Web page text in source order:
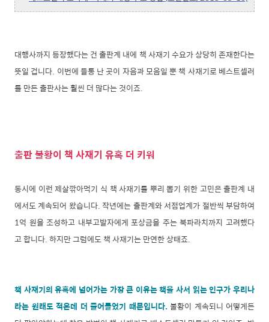
대행사까지 등장했다는 건 출판계 내에 책 사재기 수요가 상당히 존재한다는
뜻일 겁니다. 이번에 들통 난 곳이 자음과 모음일 뿐 책 사재기로 베스트셀러
를 만든 출판사는 훨씬 더 많다는 것이죠.
출판 불황이 책 사재기 유혹 더 키워
동시에 이런 제살깎아먹기 식 책 사재기를 뿌리 뽑기 위한 고민은 출판계 내
에서도 계속되어 왔습니다. 작년에는 출판계와 서점업계가 절반씩 부담하여
1억 원을 조성하고 내부고발자에게 포상금을 주는 북파라치까지 고려했다
고 합니다. 하지만 그럼에도 책 사재기는 만연한 상태죠.
책 사재기의 유혹에 넘어가는 가장 큰 이유는 책을 사서 읽는 인구가 우리나
라는 원래도 적은데 더 줄어들었기 때문입니다.불황이 계속되니 어떻게든